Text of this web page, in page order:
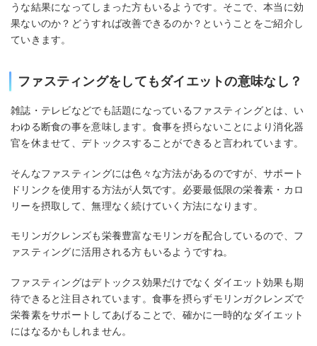
うな結果になってしまった方もいるようです。そこで、本当に効
果ないのか？どうすれば改善できるのか？ということをご紹介し
ていきます。
ファスティングをしてもダイエットの意味なし？
雑誌・テレビなどでも話題になっているファスティングとは、い
わゆる断食の事を意味します。食事を摂らないことにより消化器
官を休ませて、デトックスすることができると言われています。
そんなファスティングには色々な方法があるのですが、サポート
ドリンクを使用する方法が人気です。必要最低限の栄養素・カロ
リーを摂取して、無理なく続けていく方法になります。
モリンガクレンズも栄養豊富なモリンガを配合しているので、フ
ァスティングに活用される方もいるようですね。
ファスティングはデトックス効果だけでなくダイエット効果も期
待できると注目されています。食事を摂らずモリンガクレンズで
栄養素をサポートしてあげることで、確かに一時的なダイエット
にはなるかもしれません。